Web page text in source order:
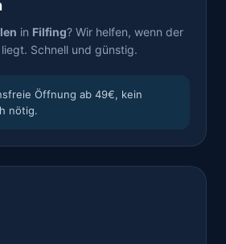
in Filfing? Wir helfen, wenn der
Schnell und günstig.
Öffnung ab 49€, kein
nötig.